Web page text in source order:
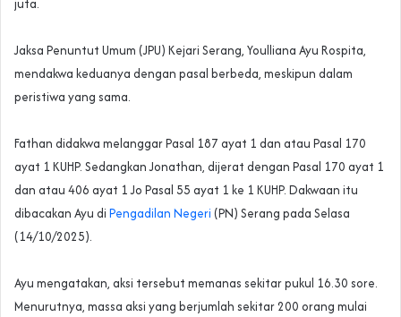
juta.
‎Jaksa Penuntut Umum (JPU) Kejari Serang, Youlliana Ayu Rospita,
mendakwa keduanya dengan pasal berbeda, meskipun dalam
peristiwa yang sama.
‎Fathan didakwa melanggar Pasal 187 ayat 1 dan atau Pasal 170
ayat 1 KUHP. Sedangkan Jonathan, dijerat dengan Pasal 170 ayat 1
dan atau 406 ayat 1 Jo Pasal 55 ayat 1 ke 1 KUHP. Dakwaan itu
dibacakan Ayu di Pengadilan Negeri (PN) Serang pada Selasa
(14/10/2025).
‎Ayu mengatakan, aksi tersebut memanas sekitar pukul 16.30 sore.
Menurutnya, massa aksi yang berjumlah sekitar 200 orang mulai